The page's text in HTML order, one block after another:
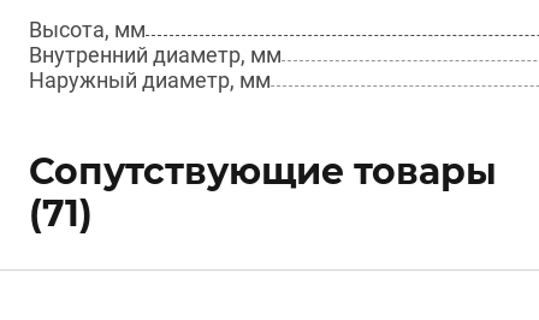
Высота, мм
Внутренний диаметр, мм
Наружный диаметр, мм
Сопутствующие товары
(71)